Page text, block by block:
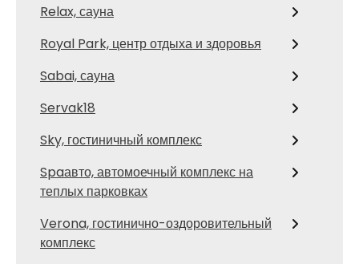
Relax, сауна
Royal Park, центр отдыха и здоровья
Sabai, сауна
Servak18
Sky, гостиничный комплекс
Spaавто, автомоечный комплекс на
теплых парковках
Verona, гостинично-оздоровительный
комплекс